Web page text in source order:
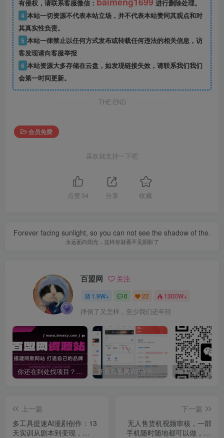
有侵权，请联系客服微信：
进行删除处理。
4 本站一切资源不代表本站立场，并不代表本站赞同其观点和对
其真实性负责。
5 本站一律禁止以任何方式发布或转载任何违法的相关信息，访
客发现请向客服举报
6 本站资源大多存储在云盘，如发现链接失效，请联系我们我们
会第一时间更新。
THE END
会员免费
喜欢就支持一下吧
点赞 34 分享 收藏
Forever facing sunlight, so you can not see the shadow of the.
永远面向阳光，这样你就看不见阴影了
百盟网 关注
1.9W+ 0 22 1300W+
摔倒了又怎样，至少我们还年轻
你还在到处找项目？还在当韭菜？我靠卖项目一个月收入5万+，曾经我也是个失败者。 开通百盟网VIP会员，尊享全站资源免费下载，享70%的推广提成！！【限时五折优惠】
上一篇
多工具提速AI漫剧创作：13
天实训从剧本到变现，
下一篇
无人售货机视频审核，一部
手机随时随地都可以做，10